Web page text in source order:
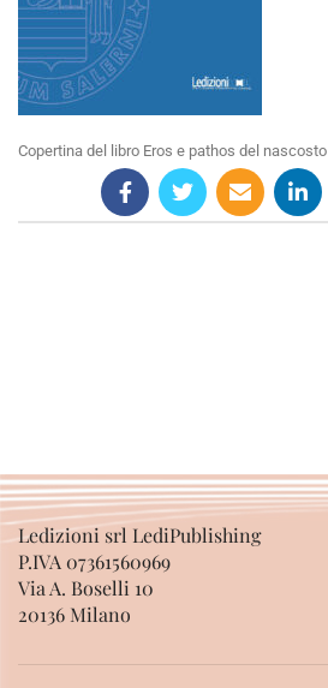
Copertina del libro Eros e pathos del nascosto
Ledizioni srl LediPublishing
P.IVA 07361560969
Via A. Boselli 10
20136 Milano